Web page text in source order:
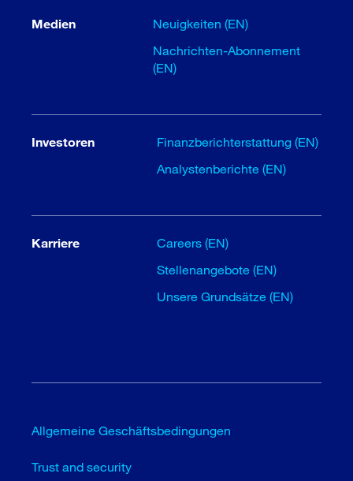
Medien
Neuigkeiten (EN)
Nachrichten-Abonnement
(EN)
Investoren
Finanzberichterstattung (EN)
Analystenberichte (EN)
Karriere
Careers (EN)
Stellenangebote (EN)
Unsere Grundsätze (EN)
Allgemeine Geschäftsbedingungen
Trust and security